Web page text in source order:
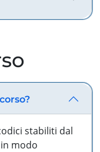
stabiliti dal
modo